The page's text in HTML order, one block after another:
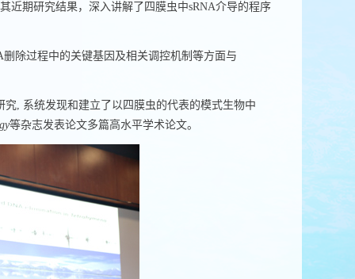
近期研究结果，深入讲解了四膜虫中sRNA介导的程序
删除过程中的关键基因及相关调控机制等方面与
究, 系统发现和建立了以四膜虫的代表的模式生物中
等杂志发表论文多篇高水平学术论文。